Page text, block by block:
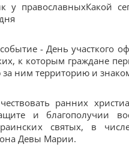
у православныхКакой
- День участкого
к которым граждане
ним территорию и
ранних
и благополучии
святых, в
Девы Марии.